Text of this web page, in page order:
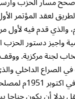
لعقد المؤتمر
والذي قدم فيه
واجيز دستور الحزب
لجنة مركزية.
الصراع الداخلي
الثاني في